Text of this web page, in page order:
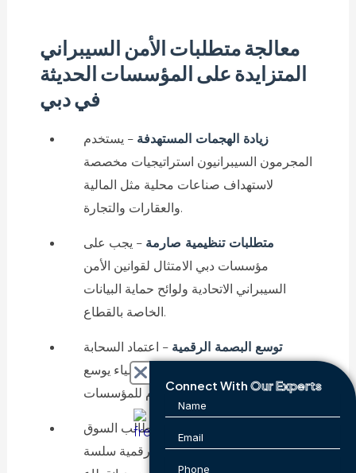
معالجة متطلبات الأمن السيبراني
المتزايدة على المؤسسات الحديثة
في دبي
زيادة الهجمات المستهدفة – يستخدم
المجرمون السيبرانيون استراتيجيات مخصصة
لاستهداف صناعات محلية مثل المالية
والعقارات والتجارة.
متطلبات تنظيمية صارمة – يجب على
مؤسسات دبي الامتثال لقوانين الأمن
السيبراني الاتحادية ولوائح حماية البيانات
الخاصة بالقطاع.
توسع البصمة الرقمية – اعتماد السحابة
والعمل عن بُعد وتكامل إنترنت الأشياء يوسع
أسطح الهجوم للمؤسسات.
– يطالب السوق
التنافسي في دبي بخدمات رقمية سلسة
Connect With Our Experts